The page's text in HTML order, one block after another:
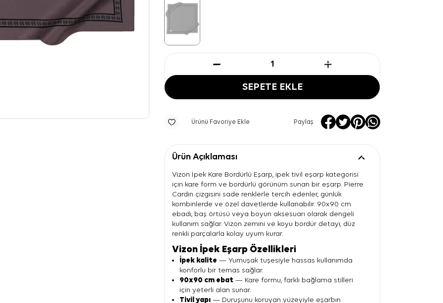
SEPETE EKLE
Ürünü Favoriye Ekle Paylaş
Ürün Açıklaması
Vizon İpek Kare Bordürlü Eşarp, ipek tivil eşarp kategorisi
için kare form ve bordürlü görünüm sunan bir eşarp. Pierre
Cardin çizgisini sade renklerle tercih edenler, günlük
kombinlerde ve özel davetlerde kullanabilir. 90x90 cm
ebadı, baş örtüsü veya boyun aksesuarı olarak dengeli
kullanım sağlar. Vizon zemini ve koyu bordür detayı, düz
renkli parçalarla kolay uyum kurar.
Vizon İpek Eşarp Özellikleri
İpek kalite — Yumuşak tuşesiyle hassas kullanımda
konforlu bir temas sağlar.
90x90 cm ebat — Kare formu, farklı bağlama stilleri
için yeterli alan sunar.
Tivil yapı — Duruşunu koruyan yüzeyiyle eşarbın